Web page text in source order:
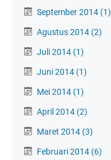
September 2014 (1)
Agustus 2014 (2)
Juli 2014 (1)
Juni 2014 (1)
Mei 2014 (1)
April 2014 (2)
Maret 2014 (3)
Februari 2014 (6)